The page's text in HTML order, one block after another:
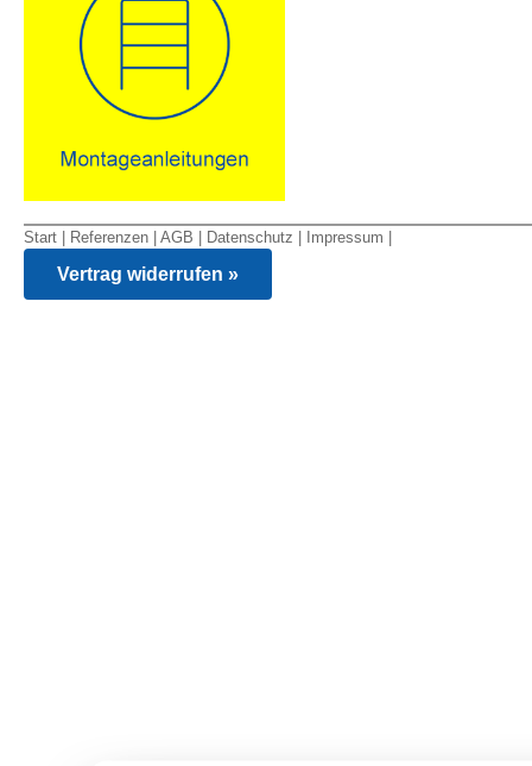
Start Referenzen AGB Datenschutz Impressum
Vertrag widerrufen »